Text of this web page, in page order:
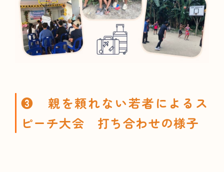
❸ 親を頼れない若者によるス
ピーチ大会 打ち合わせの様子